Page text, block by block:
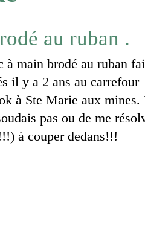
au ruban .
à main brodé au ruban
il y a 2 ans au carrefour
à Ste Marie aux mines.
pas ou de me
à couper dedans!!!